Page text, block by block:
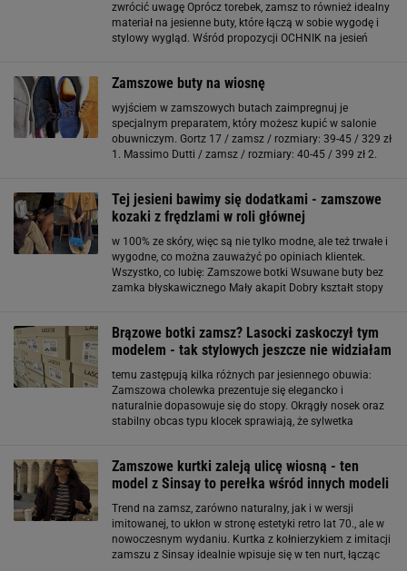
zwrócić uwagę Oprócz torebek, zamsz to również idealny
materiał na jesienne buty, które łączą w sobie wygodę i
stylowy wygląd. Wśród propozycji OCHNIK na jesień
Zamszowe buty na wiosnę
wyjściem w zamszowych butach zaimpregnuj je
specjalnym preparatem, który możesz kupić w salonie
obuwniczym. Gortz 17 / zamsz / rozmiary: 39-45 / 329 zł
1. Massimo Dutti / zamsz / rozmiary: 40-45 / 399 zł 2.
Tej jesieni bawimy się dodatkami - zamszowe
kozaki z frędzlami w roli głównej
w 100% ze skóry, więc są nie tylko modne, ale też trwałe i
wygodne, co można zauważyć po opiniach klientek.
Wszystko, co lubię: Zamszowe botki Wsuwane buty bez
zamka błyskawicznego Mały akapit Dobry kształt stopy
Brązowe botki zamsz? Lasocki zaskoczył tym
modelem - tak stylowych jeszcze nie widziałam
temu zastępują kilka różnych par jesiennego obuwia:
Zamszowa cholewka prezentuje się elegancko i
naturalnie dopasowuje się do stopy. Okrągły nosek oraz
stabilny obcas typu klocek sprawiają, że sylwetka
Zamszowe kurtki zaleją ulicę wiosną - ten
model z Sinsay to perełka wśród innych modeli
Trend na zamsz, zarówno naturalny, jak i w wersji
imitowanej, to ukłon w stronę estetyki retro lat 70., ale w
nowoczesnym wydaniu. Kurtka z kołnierzykiem z imitacji
zamszu z Sinsay idealnie wpisuje się w ten nurt, łącząc